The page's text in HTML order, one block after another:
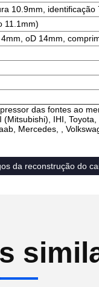
10.9mm, identificação
11.1mm)
oD 14mm,
das fontes ao
IHI,
Mercedes, ,
da reconstrução do